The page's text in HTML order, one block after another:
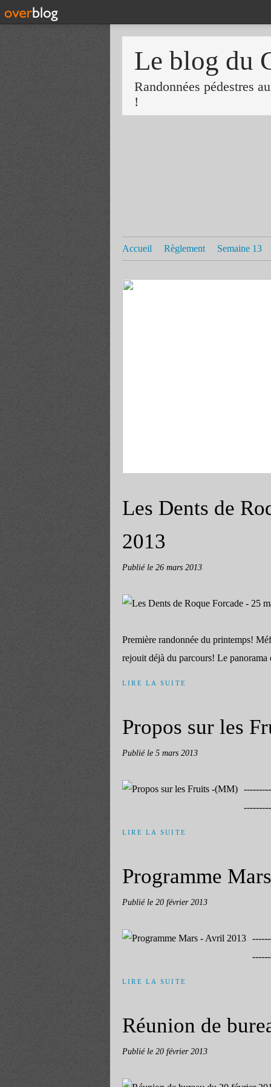
Le blog du
Randonnées pédestres
!
Accueil Règlement Semaine 13
Les Dents de
2013
Publié le 26 mars 2013
Première randonnée du printemps!
rejouit déjà du parcours! Le
LIRE LA SUITE
Propos sur les
Publié le 5 mars 2013
LIRE LA SUITE
Programme
Publié le 20 février 2013
LIRE LA SUITE
Réunion de
Publié le 20 février 2013